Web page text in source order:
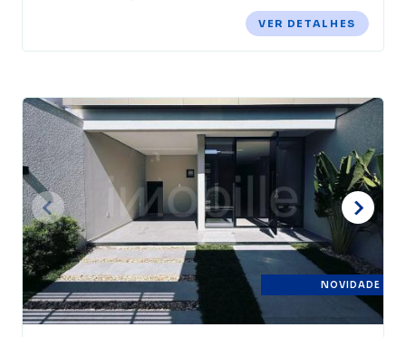
VER DETALHES
NOVIDADE